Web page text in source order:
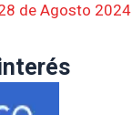
de Agosto 2024